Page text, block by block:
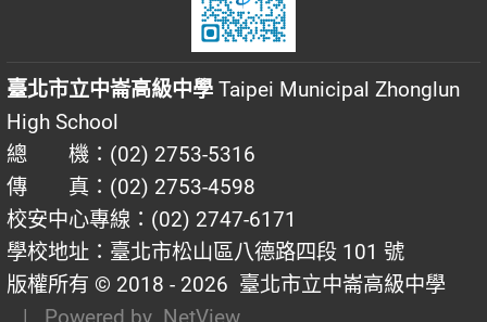
臺北市立中崙高級中學 Taipei Municipal Zhonglun
High School
總 機：(02) 2753-5316
傳 真：(02) 2753-4598
校安中心專線：(02) 2747-6171
學校地址：臺北市松山區八德路四段 101 號
版權所有 © 2018 - 2026 臺北市立中崙高級中學
| Powered by NetView